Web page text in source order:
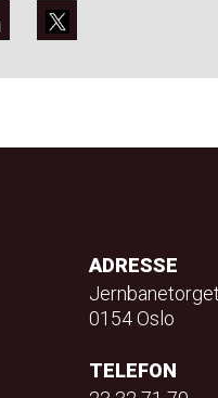
ADRESSE
0154 Oslo
TELEFON